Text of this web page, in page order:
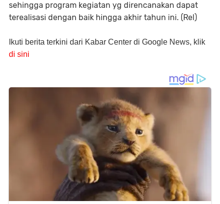
sehingga program kegiatan yg direncanakan dapat
terealisasi dengan baik hingga akhir tahun ini. (Rel)
Ikuti berita terkini dari Kabar Center di Google News, klik
di sini